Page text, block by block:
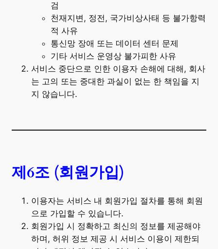
검
천재지변, 정전, 국가비상사태 등 불가항력
적 사유
통신망 장애 또는 데이터 센터 문제
기타 서비스 운영상 불가피한 사유
서비스 중단으로 인한 이용자 손해에 대해, 회사
는 고의 또는 중대한 과실이 없는 한 책임을 지
지 않습니다.
제6조 (회원가입)
이용자는 서비스 내 회원가입 절차를 통해 회원
으로 가입할 수 있습니다.
회원가입 시 정확하고 최신의 정보를 제공해야
하며, 허위 정보 제공 시 서비스 이용이 제한되